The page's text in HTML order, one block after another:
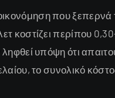
που ξεπερνά
κοστίζει περίπου
υπόψη ότι
το συνολικό